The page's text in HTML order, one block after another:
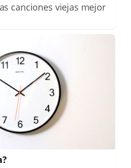
canciones viejas mejor